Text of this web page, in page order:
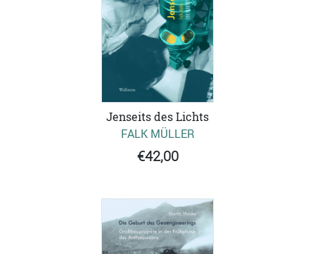
Jenseits des Lichts
FALK MÜLLER
€42,00